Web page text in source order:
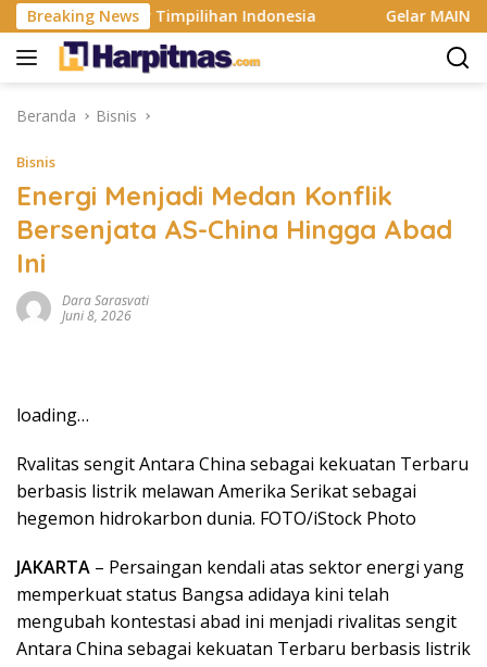
Langsung
ke
konten
Breaking News
dan Sindir Timpilihan Indonesia Gelar MAIN 2026,
Beranda Bisnis
Bisnis
Energi Menjadi Medan Konflik
Bersenjata AS-China Hingga Abad
Ini
Dara Sarasvati
Juni 8, 2026
loading…
Rvalitas sengit Antara China sebagai kekuatan Terbaru
berbasis listrik melawan Amerika Serikat sebagai
hegemon hidrokarbon dunia. FOTO/iStock Photo
JAKARTA – Persaingan kendali atas sektor energi yang
memperkuat status Bangsa adidaya kini telah
mengubah kontestasi abad ini menjadi rivalitas sengit
Antara China sebagai kekuatan Terbaru berbasis listrik